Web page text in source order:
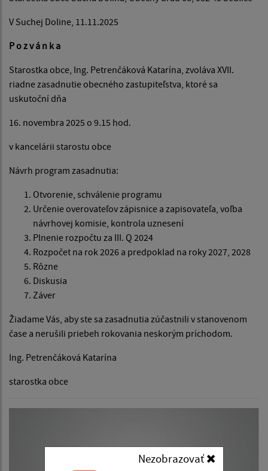
Nezobrazovať
V Suchej Doline, 11.11.2025
P o z v á n k a
Starostka obce, Ing. Petrenčáková Katarína, zvoláva XVII.
riadne zasadnutie obecného zastupiteľstva, ktoré sa
uskutoční dňa
16. novembra 2025 o 9.15 hod.
v kancelárii starostu obce
Návrh program zasadnutia:
Otvorenie, schválenie programu
Určenie overovateľov zápisnice a zapisovateľa, voľba
návrhovej komisie, kontrola uznesení
Plnenie rozpočtu za III. Q 2024
Rozpočet na rok 2026 a predpoklad na roky 2027, 2028
Rôzne
Diskusia
Záver
Žiadame Vás, aby ste sa zasadnutia zúčastnili v stanovenom
čase a nerušili priebeh rokovania neskorým príchodom.
Ing. Petrenčáková Katarína
starostka obce